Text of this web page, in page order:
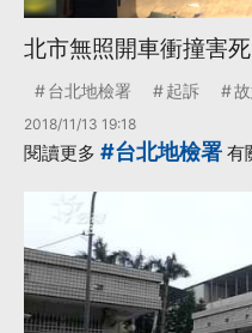
北市無照開車衝撞害
台北地檢署 起訴
2018/11/13 19:18
閱讀更多 #台北地檢署 有